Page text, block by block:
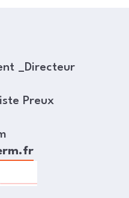
_Directeur
Preux